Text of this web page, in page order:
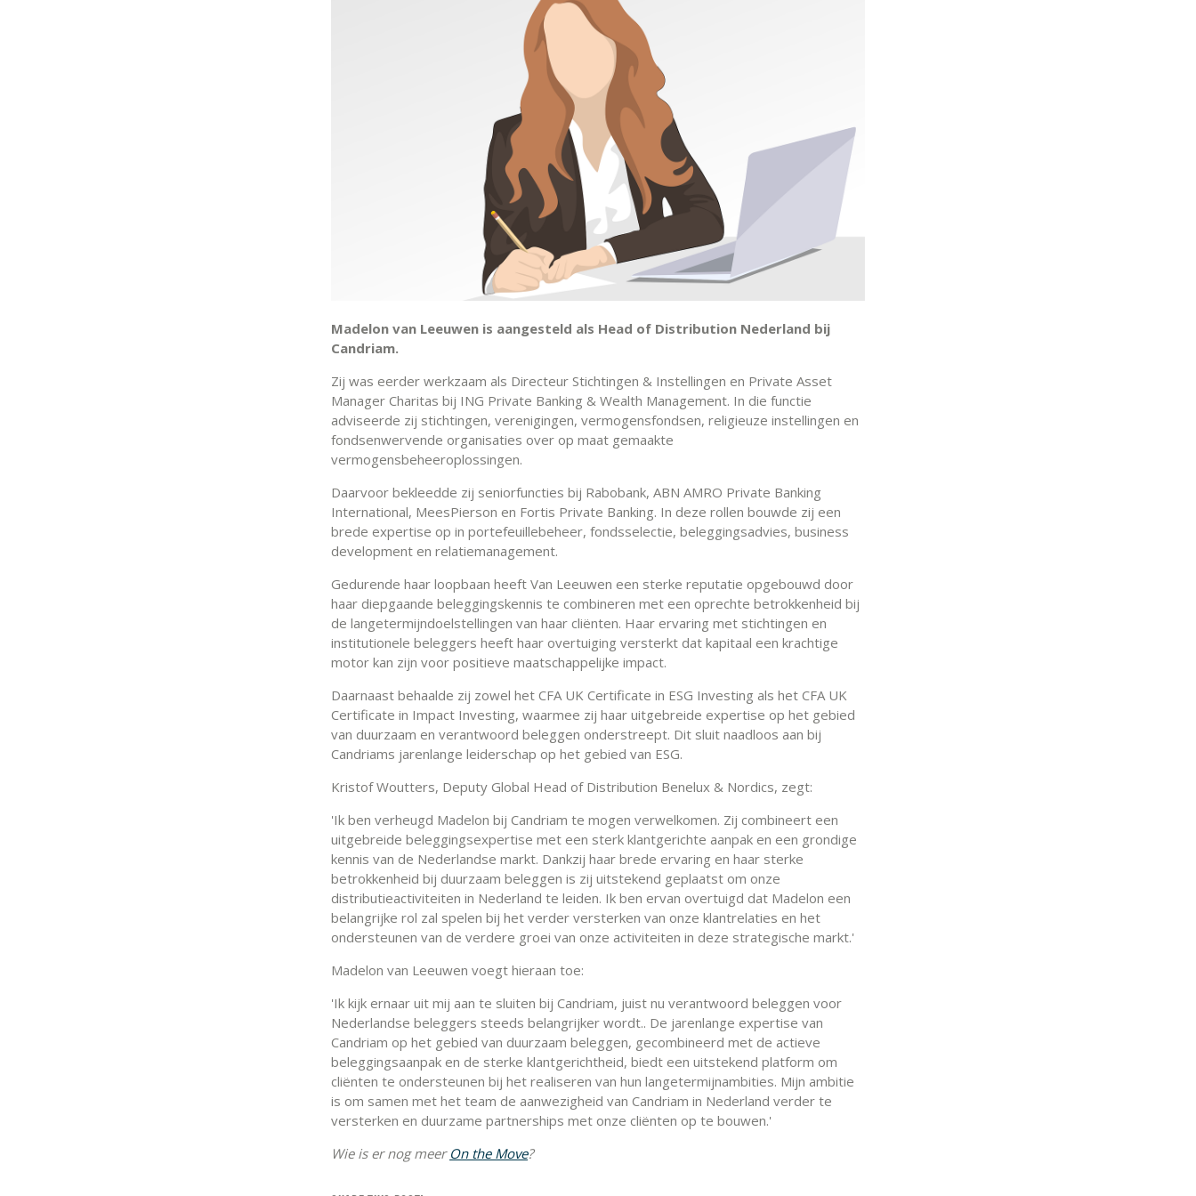
Madelon van Leeuwen is aangesteld als Head of Distribution Nederland bij
Candriam.
Zij was eerder werkzaam als Directeur Stichtingen & Instellingen en Private Asset
Manager Charitas bij ING Private Banking & Wealth Management. In die functie
adviseerde zij stichtingen, verenigingen, vermogensfondsen, religieuze instellingen en
fondsenwervende organisaties over op maat gemaakte
vermogensbeheeroplossingen.
Daarvoor bekleedde zij seniorfuncties bij Rabobank, ABN AMRO Private Banking
International, MeesPierson en Fortis Private Banking. In deze rollen bouwde zij een
brede expertise op in portefeuillebeheer, fondsselectie, beleggingsadvies, business
development en relatiemanagement.
Gedurende haar loopbaan heeft Van Leeuwen een sterke reputatie opgebouwd door
haar diepgaande beleggingskennis te combineren met een oprechte betrokkenheid bij
de langetermijndoelstellingen van haar cliënten. Haar ervaring met stichtingen en
institutionele beleggers heeft haar overtuiging versterkt dat kapitaal een krachtige
motor kan zijn voor positieve maatschappelijke impact.
Daarnaast behaalde zij zowel het CFA UK Certificate in ESG Investing als het CFA UK
Certificate in Impact Investing, waarmee zij haar uitgebreide expertise op het gebied
van duurzaam en verantwoord beleggen onderstreept. Dit sluit naadloos aan bij
Candriams jarenlange leiderschap op het gebied van ESG.
Kristof Woutters, Deputy Global Head of Distribution Benelux & Nordics, zegt:
'Ik ben verheugd Madelon bij Candriam te mogen verwelkomen. Zij combineert een
uitgebreide beleggingsexpertise met een sterk klantgerichte aanpak en een grondige
kennis van de Nederlandse markt. Dankzij haar brede ervaring en haar sterke
betrokkenheid bij duurzaam beleggen is zij uitstekend geplaatst om onze
distributieactiviteiten in Nederland te leiden. Ik ben ervan overtuigd dat Madelon een
belangrijke rol zal spelen bij het verder versterken van onze klantrelaties en het
ondersteunen van de verdere groei van onze activiteiten in deze strategische markt.'
Madelon van Leeuwen voegt hieraan toe:
'Ik kijk ernaar uit mij aan te sluiten bij Candriam, juist nu verantwoord beleggen voor
Nederlandse beleggers steeds belangrijker wordt.. De jarenlange expertise van
Candriam op het gebied van duurzaam beleggen, gecombineerd met de actieve
beleggingsaanpak en de sterke klantgerichtheid, biedt een uitstekend platform om
cliënten te ondersteunen bij het realiseren van hun langetermijnambities. Mijn ambitie
is om samen met het team de aanwezigheid van Candriam in Nederland verder te
versterken en duurzame partnerships met onze cliënten op te bouwen.'
Wie is er nog meer On the Move?